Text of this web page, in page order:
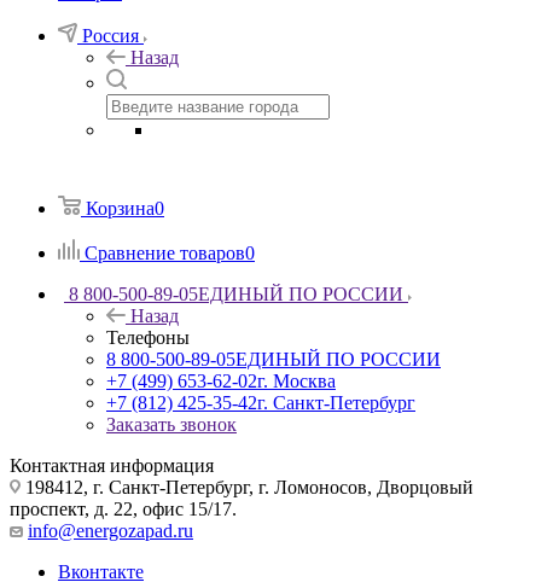
Россия
Назад
Корзина0
Сравнение товаров0
8 800-500-89-05ЕДИНЫЙ ПО РОССИИ
Назад
Телефоны
8 800-500-89-05ЕДИНЫЙ ПО РОССИИ
+7 (499) 653-62-02г. Москва
+7 (812) 425-35-42г. Санкт-Петербург
Заказать звонок
Контактная информация
198412, г. Санкт-Петербург, г. Ломоносов, Дворцовый
проспект, д. 22, офис 15/17.
info@energozapad.ru
Вконтакте